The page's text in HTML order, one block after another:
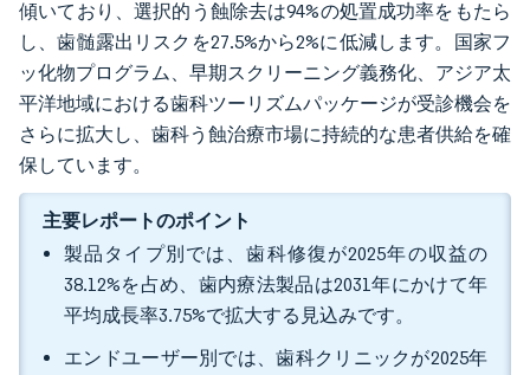
傾いており、選択的う蝕除去は94%の処置成功率をもたら
し、歯髄露出リスクを27.5%から2%に低減します。国家フ
ッ化物プログラム、早期スクリーニング義務化、アジア太
平洋地域における歯科ツーリズムパッケージが受診機会を
さらに拡大し、歯科う蝕治療市場に持続的な患者供給を確
保しています。
主要レポートのポイント
製品タイプ別では、歯科修復が2025年の収益の
38.12%を占め、歯内療法製品は2031年にかけて年
平均成長率3.75%で拡大する見込みです。
エンドユーザー別では、歯科クリニックが2025年